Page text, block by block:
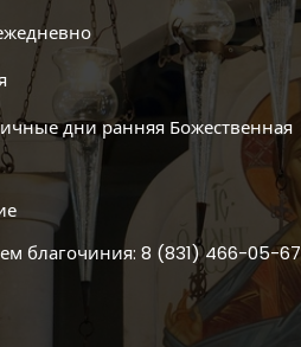
дни ранняя Божественная
благочиния: 8 (831) 466-05-67